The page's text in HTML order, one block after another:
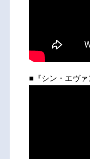
■『シン・エヴァ